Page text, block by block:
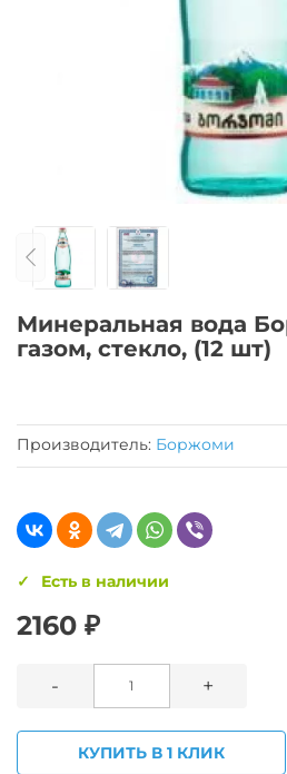
Минеральная вода
газом, стекло, (12 шт)
Производитель: Боржоми
Есть в наличии
2160 ₽
- +
КУПИТЬ В 1 КЛИК